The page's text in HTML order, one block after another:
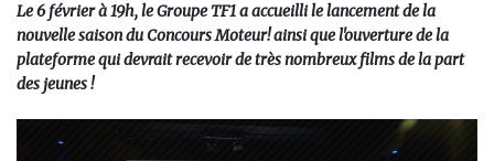
Le 6 février à 19h, le Groupe TF1 a accueilli le lancement de la
nouvelle saison du Concours Moteur! ainsi que l'ouverture de la
plateforme qui devrait recevoir de très nombreux films de la part
des jeunes !